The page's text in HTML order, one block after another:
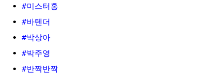
#미스터홍
#바텐더
#박상아
#박주영
#반짝반짝